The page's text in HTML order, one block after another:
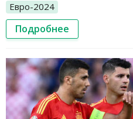
Евро-2024
Подробнее